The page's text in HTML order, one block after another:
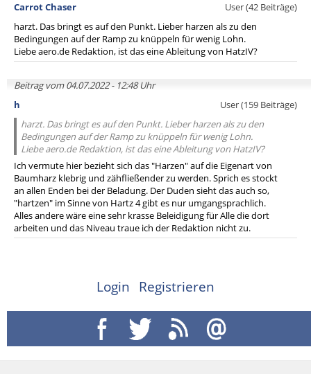
Carrot Chaser
User (42 Beiträge)
harzt. Das bringt es auf den Punkt. Lieber harzen als zu den
Bedingungen auf der Ramp zu knüppeln für wenig Lohn.
Liebe aero.de Redaktion, ist das eine Ableitung von HatzIV?
Beitrag vom 04.07.2022 - 12:48 Uhr
h
User (159 Beiträge)
harzt. Das bringt es auf den Punkt. Lieber harzen als zu den
Bedingungen auf der Ramp zu knüppeln für wenig Lohn.
Liebe aero.de Redaktion, ist das eine Ableitung von HatzIV?
Ich vermute hier bezieht sich das "Harzen" auf die Eigenart von
Baumharz klebrig und zähfließender zu werden. Sprich es stockt
an allen Enden bei der Beladung. Der Duden sieht das auch so,
"hartzen" im Sinne von Hartz 4 gibt es nur umgangsprachlich.
Alles andere wäre eine sehr krasse Beleidigung für Alle die dort
arbeiten und das Niveau traue ich der Redaktion nicht zu.
Login Registrieren